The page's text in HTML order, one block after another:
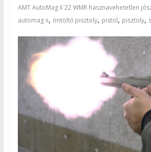
AMT AutoMag II 22 WMR hasznavehetetlen
automag ii, öntöltő pisztoly, pistol, pisztoly,